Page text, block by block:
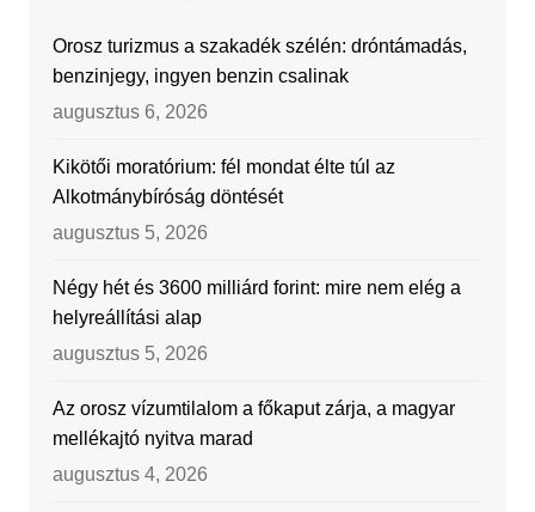
Orosz turizmus a szakadék szélén: dróntámadás,
benzinjegy, ingyen benzin csalinak
augusztus 6, 2026
Kikötői moratórium: fél mondat élte túl az
Alkotmánybíróság döntését
augusztus 5, 2026
Négy hét és 3600 milliárd forint: mire nem elég a
helyreállítási alap
augusztus 5, 2026
Az orosz vízumtilalom a főkaput zárja, a magyar
mellékajtó nyitva marad
augusztus 4, 2026